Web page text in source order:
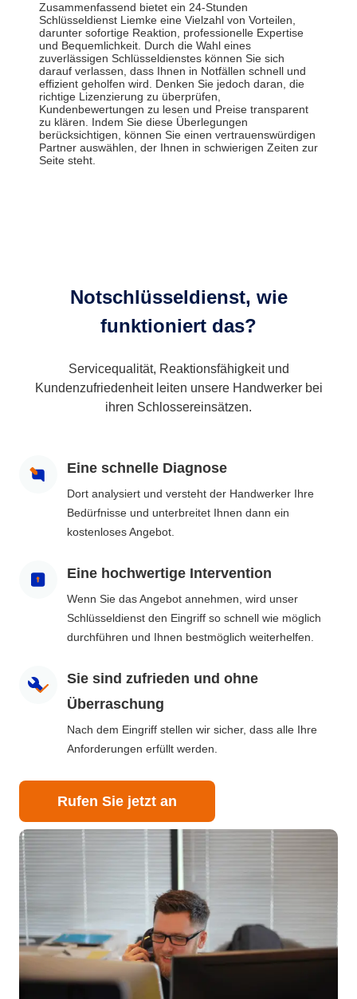
Zusammenfassend bietet ein 24-Stunden
Schlüsseldienst Liemke eine Vielzahl von Vorteilen,
darunter sofortige Reaktion, professionelle Expertise
und Bequemlichkeit. Durch die Wahl eines
zuverlässigen Schlüsseldienstes können Sie sich
darauf verlassen, dass Ihnen in Notfällen schnell und
effizient geholfen wird. Denken Sie jedoch daran, die
richtige Lizenzierung zu überprüfen,
Kundenbewertungen zu lesen und Preise transparent
zu klären. Indem Sie diese Überlegungen
berücksichtigen, können Sie einen vertrauenswürdigen
Partner auswählen, der Ihnen in schwierigen Zeiten zur
Seite steht.
Notschlüsseldienst, wie
funktioniert das?
Servicequalität, Reaktionsfähigkeit und
Kundenzufriedenheit leiten unsere Handwerker bei
ihren Schlossereinsätzen.
Eine schnelle Diagnose
Dort analysiert und versteht der Handwerker Ihre
Bedürfnisse und unterbreitet Ihnen dann ein
kostenloses Angebot.
Eine hochwertige Intervention
Wenn Sie das Angebot annehmen, wird unser
Schlüsseldienst den Eingriff so schnell wie möglich
durchführen und Ihnen bestmöglich weiterhelfen.
Sie sind zufrieden und ohne
Überraschung
Nach dem Eingriff stellen wir sicher, dass alle Ihre
Anforderungen erfüllt werden.
Rufen Sie jetzt an